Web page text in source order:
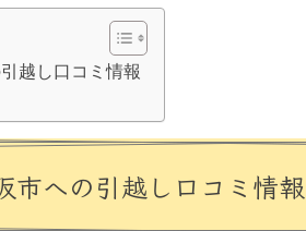
越し口コミ情報
市への引越し口コミ情報